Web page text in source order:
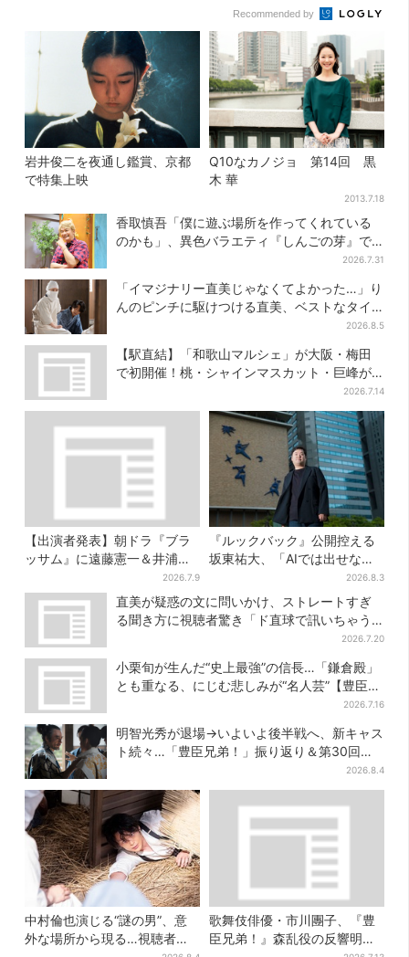
Recommended by
岩井俊二を夜通し鑑賞、京都
で特集上映
Q10なカノジョ 第14回 黒
木 華
2013.7.18
香取慎吾「僕に遊ぶ場所を作ってくれている
のかも」、異色バラエティ『しんごの芽』で
2026.7.31
「イマジナリー直美じゃなくてよかった…」り
んのピンチに駆けつける直美、ベストなタイ
2026.8.5
【駅直結】「和歌山マルシェ」が大阪・梅田
で初開催！桃・シャインマスカット・巨峰が
2026.7.14
【出演者発表】朝ドラ『ブラ
ッサム』に遠藤憲一＆井浦
新、SNS期待の声「キャステ
ィング神！」
2026.7.9
『ルックバック』公開控える
坂東祐大、「AIでは出せない
質感がある」映画音楽へのこ
だわり
2026.8.3
直美が疑惑の文に問いかけ、ストレートすぎ
る聞き方に視聴者驚き「ド直球で訊いちゃう
2026.7.20
小栗旬が生んだ“史上最強”の信長…「鎌倉殿」
とも重なる、にじむ悲しみが“名人芸”【豊臣兄
2026.7.16
明智光秀が退場→いよいよ後半戦へ、新キャス
ト続々…「豊臣兄弟！」振り返り＆第30回あ
2026.8.4
中村倫也演じる“謎の男”、意
外な場所から現る…視聴者歓
歌舞伎俳優・市川團子、『豊
臣兄弟！』森乱役の反響明か